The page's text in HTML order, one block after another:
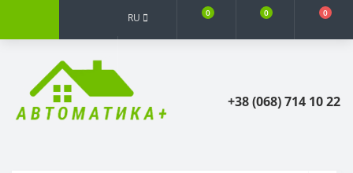
RU 0 0 0
+38 (068) 714 10 22